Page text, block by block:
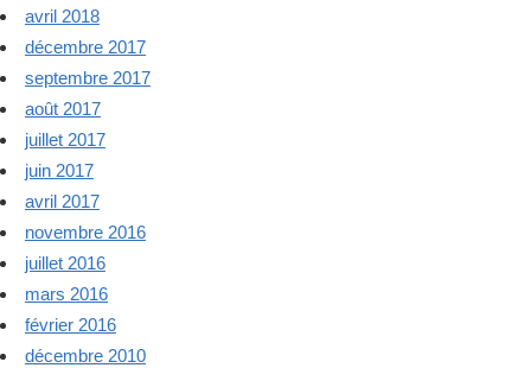
avril 2018
décembre 2017
septembre 2017
août 2017
juillet 2017
juin 2017
avril 2017
novembre 2016
juillet 2016
mars 2016
février 2016
décembre 2010